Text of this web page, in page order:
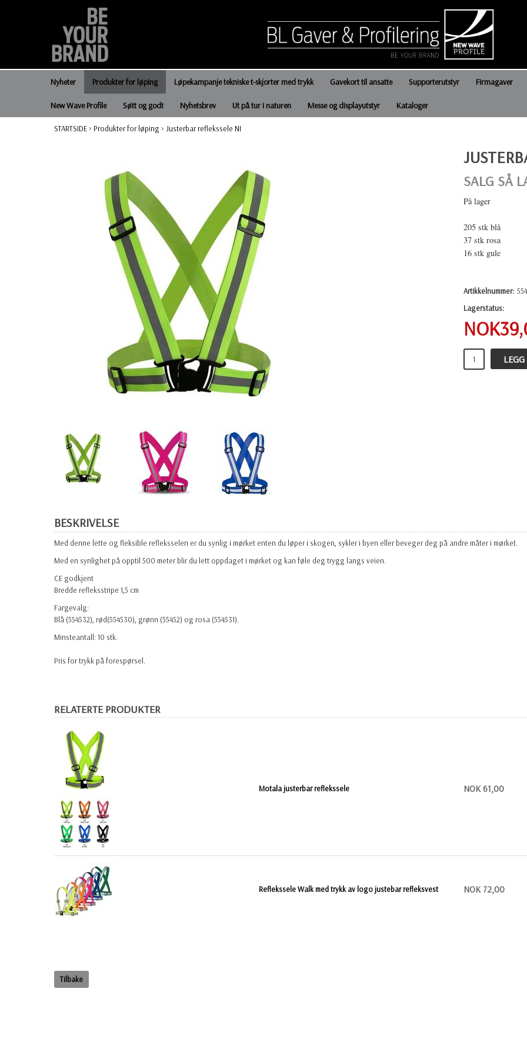
Nyheter Produkter for løping Løpekampanje tekniske t-skjorter med trykk Gavekort til ansatte Supporterutstyr Firmagaver
New Wave Profile Søtt og godt Nyhetsbrev Ut på tur i naturen Messe og displayutstyr Kataloger
STARTSIDE> Produkter for løping > Justerbar reflekssele NI
SALG SÅ
På lager
205 stk blå
37 stk rosa
16 stk gule
Artikkelnummer:
Lagerstatus:
NOK
BESKRIVELSE
Med denne lette og fleksible refleksselen er du synlig i mørket enten du løper i skogen, sykler i byen eller beveger deg på andre måter i mørket.
Med en synlighet på opptil 500 meter blir du lett oppdaget i mørket og kan føle deg trygg langs veien.
CE godkjent
Bredde refleksstripe 1,5 cm
Fargevalg:
Blå (554532), rød(554530), grønn (55452) og rosa (554531).
Minsteantall: 10 stk.
Pris for trykk på forespørsel.
RELATERTE PRODUKTER
Motala justerbar reflekssele NOK 61,00
Reflekssele Walk med trykk av logo justebar refleksvest NOK 72,00
Tilbake